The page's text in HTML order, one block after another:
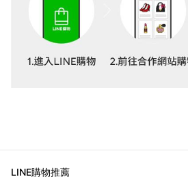
LINE購物推薦